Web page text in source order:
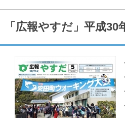
分類で探す
コンテンツ
町の概要
「広報やすだ」平成30